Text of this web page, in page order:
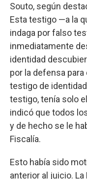
Souto, según
Esta testigo —a la
indaga por falso
inmediatamente
identidad
por la defensa
testigo de
testigo, tenía solo
indicó que todos
y de hecho se le
Fiscalía.
Esto había sido
anterior al juicio.